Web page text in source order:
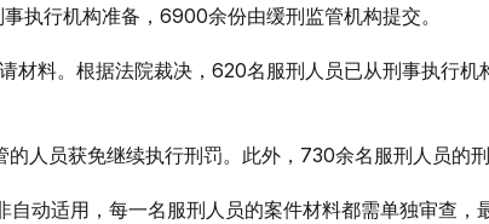
执行机构准备，6900余份由缓刑监管机构提交。
材料。根据法院裁决，620名服刑人员已从刑事执行机
人员获免继续执行刑罚。此外，730余名服刑人员的刑
自动适用，每一名服刑人员的案件材料都需单独审查，